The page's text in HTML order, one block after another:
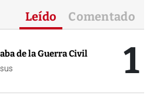
Leído Comentado
de la Guerra Civil 1